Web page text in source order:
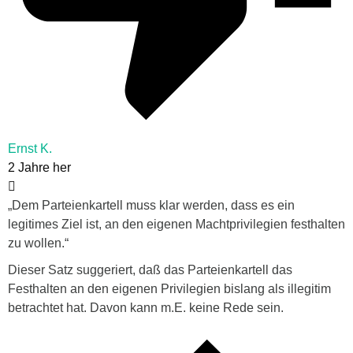
Ernst K.
2 Jahre her
„Dem Parteienkartell muss klar werden, dass es ein
legitimes Ziel ist, an den eigenen Machtprivilegien festhalten
zu wollen.“
Dieser Satz suggeriert, daß das Parteienkartell das
Festhalten an den eigenen Privilegien bislang als illegitim
betrachtet hat. Davon kann m.E. keine Rede sein.